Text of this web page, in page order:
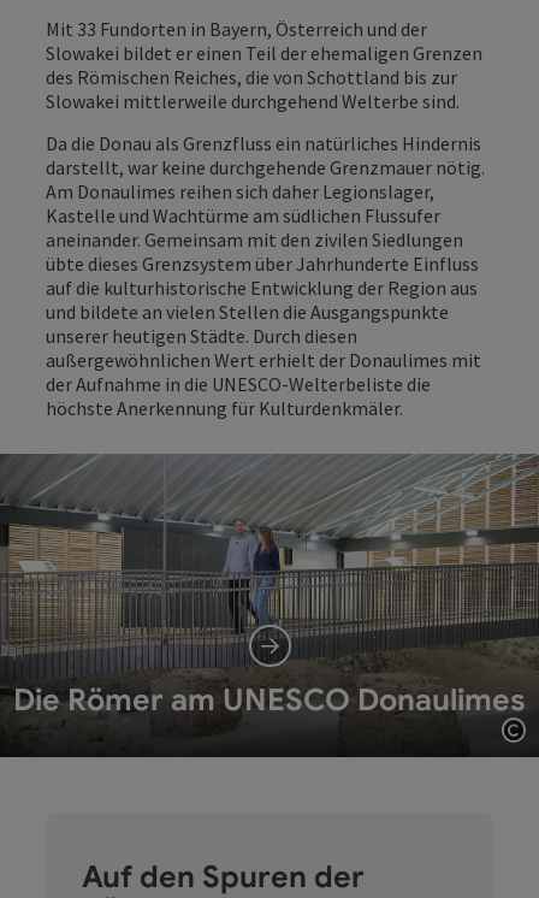
Mit 33 Fundorten in Bayern, Österreich und der
Slowakei bildet er einen Teil der ehemaligen Grenzen
des Römischen Reiches, die von Schottland bis zur
Slowakei mittlerweile durchgehend Welterbe sind.
Da die Donau als Grenzfluss ein natürliches Hindernis
darstellt, war keine durchgehende Grenzmauer nötig.
Am Donaulimes reihen sich daher Legionslager,
Kastelle und Wachtürme am südlichen Flussufer
aneinander. Gemeinsam mit den zivilen Siedlungen
übte dieses Grenzsystem über Jahrhunderte Einfluss
auf die kulturhistorische Entwicklung der Region aus
und bildete an vielen Stellen die Ausgangspunkte
unserer heutigen Städte. Durch diesen
außergewöhnlichen Wert erhielt der Donaulimes mit
der Aufnahme in die UNESCO-Welterbeliste die
höchste Anerkennung für Kulturdenkmäler.
Die Römer am UNESCO Donaulimes
Auf den Spuren der